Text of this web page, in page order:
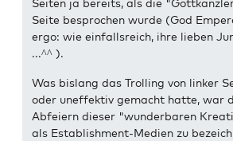
Seiten ja bereits, als die
Seite besprochen wurde (God
ergo: wie einfallsreich, ihre lieben
...^^ ).
Was bislang das Trolling von linker
oder uneffektiv gemacht hatte, war
Abfeiern dieser "wunderbaren
als Establishment-Medien zu